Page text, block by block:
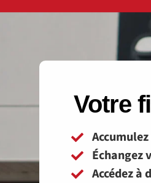
Votre
Échangez
Accédez à